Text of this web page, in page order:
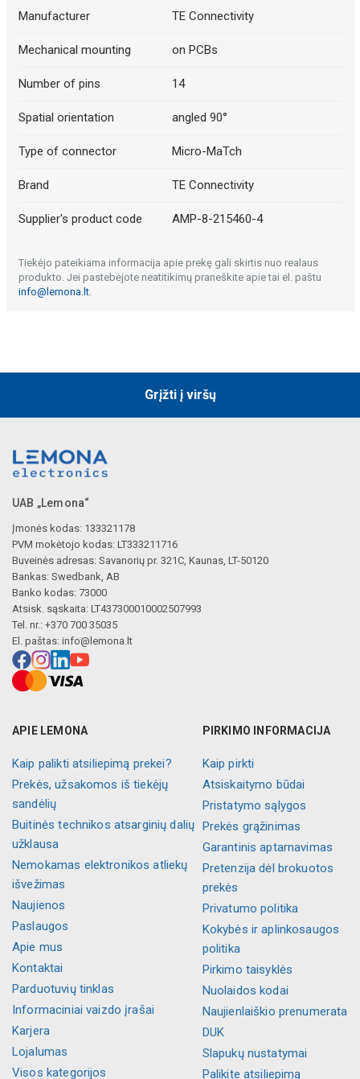
Manufacturer TE Connectivity
Mechanical mounting on PCBs
Number of pins 14
Spatial orientation angled 90°
Type of connector Micro-MaTch
Brand TE Connectivity
Supplier's product code AMP-8-215460-4
Tiekėjo pateikiama informacija apie prekę gali skirtis nuo realaus
produkto. Jei pastebėjote neatitikimų praneškite apie tai el. paštu
info@lemona.lt.
Grįžti į viršų
UAB „Lemona“
Įmonės kodas: 133321178
PVM mokėtojo kodas: LT333211716
Buveinės adresas: Savanorių pr. 321C, Kaunas, LT-50120
Bankas: Swedbank, AB
Banko kodas: 73000
Atsisk. sąskaita: LT437300010002507993
Tel. nr.: +370 700 35035
El. paštas: info@lemona.lt
APIE LEMONA
Kaip palikti atsiliepimą prekei?
Prekės, užsakomos iš tiekėjų
sandėlių
Buitinės technikos atsarginių dalių
užklausa
Nemokamas elektronikos atliekų
išvežimas
Naujienos
Paslaugos
Apie mus
Kontaktai
Parduotuvių tinklas
Informaciniai vaizdo įrašai
Karjera
Lojalumas
Visos kategorijos
PIRKIMO INFORMACIJA
Kaip pirkti
Atsiskaitymo būdai
Pristatymo sąlygos
Prekės grąžinimas
Garantinis aptarnavimas
Pretenzija dėl brokuotos
prekės
Privatumo politika
Kokybės ir aplinkosaugos
politika
Pirkimo taisyklės
Nuolaidos kodai
Naujienlaiškio prenumerata
DUK
Slapukų nustatymai
Palikite atsiliepimą